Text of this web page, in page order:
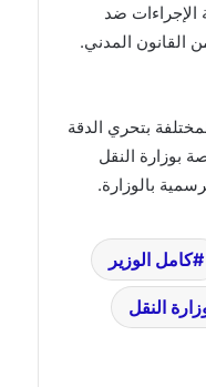
الإجراءات ضد
بتحري الدقة
بوزارة النقل
بالوزارة.
كامل الوزير
النقل